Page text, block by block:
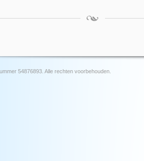
54876893. Alle rechten voorbehouden.